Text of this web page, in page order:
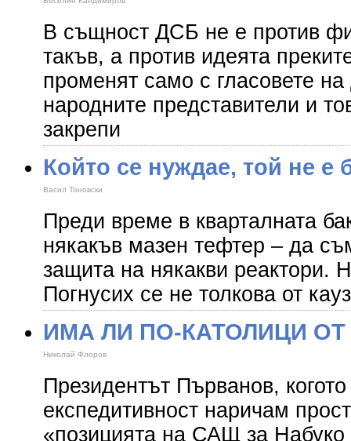
В същност ДСБ не е против
такъв, а против идеята
променят само с гласовете на
народните представители и
закрепи
Който се нуждае, той не е
Васил Тоновски
Преди време в кварталната
някакъв мазен тефтер – да
защита на някакви реактори.
Погнусих се не толкова от
ИМА ЛИ ПО-КАТОЛИЦИ ОТ
Николай Флоров
Президентът Първанов,
експедитивност наричам
«позицията на САЩ за Набуко